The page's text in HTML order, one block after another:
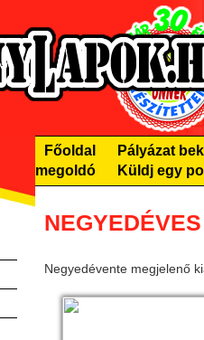
Főoldal
Pályázat
megoldó
Küldj egy
Negyedévente megjelenő